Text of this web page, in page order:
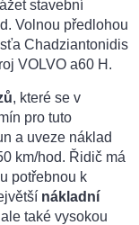
stavební
Volnou předlohou
Chadziantonidis
VOLVO a60 H.
, které se v
pro tuto
a uveze náklad
km/hod. Řidič má
potřebnou k
nákladní
také vysokou